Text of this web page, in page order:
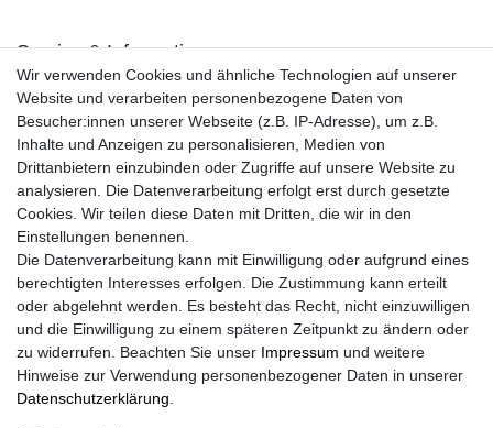
Service & Informationen
Kontakt
Retouren
Widerrufsrecht
Widerrufs­formular
Impressum
Daten­schutz­erklärung
AGB
Größentabelle
Kataloge
Barrierefreiheitserklärung
Sicherheitsinformationen
Zahlung und Versand
Wir verwenden Cookies und ähnliche Technologien auf unserer
Website und verarbeiten personenbezogene Daten von
Besucher:innen unserer Webseite (z.B. IP-Adresse), um z.B.
Inhalte und Anzeigen zu personalisieren, Medien von
Drittanbietern einzubinden oder Zugriffe auf unsere Website zu
analysieren. Die Datenverarbeitung erfolgt erst durch gesetzte
Cookies. Wir teilen diese Daten mit Dritten, die wir in den
Einstellungen benennen.
Die Datenverarbeitung kann mit Einwilligung oder aufgrund eines
berechtigten Interesses erfolgen. Die Zustimmung kann erteilt
oder abgelehnt werden. Es besteht das Recht, nicht einzuwilligen
und die Einwilligung zu einem späteren Zeitpunkt zu ändern oder
zu widerrufen. Beachten Sie unser Impressum und weitere
Hinweise zur Verwendung personenbezogener Daten in unserer
Daten­schutz­erklärung